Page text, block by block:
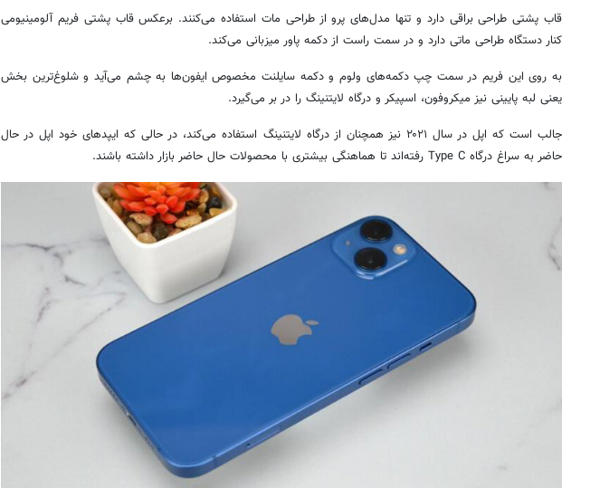
قاب پشتی طراحی براقی دارد و تنها مدل‌های پرو از طراحی مات استفاده می‌کنند. برعکس قاب پشتی فریم آلومینیومی
کنار دستگاه طراحی ماتی دارد و در سمت راست از دکمه پاور میزبانی می‌کند.
به روی این فریم در سمت چپ دکمه‌های ولوم و دکمه سایلنتمخصوص ایفون‌ها به چشم می‌آید و شلوغ‌ترین بخش
یعنی لبه پایینی نیز میکروفون، اسپیکر و درگاه لایتنینگ را در بر می‌گیرد.
جالب است که اپل در سال ۲۰۲۱ نیز همچنان از درگاه
لایتنینگ استفاده می‌کند، در حالی که ایپدهایخود اپل در حال
حاضر به سراغ درگاه Type C رفته‌اند تا هماهنگی بیشتری با محصولات حال حاضر بازار داشته باشند.